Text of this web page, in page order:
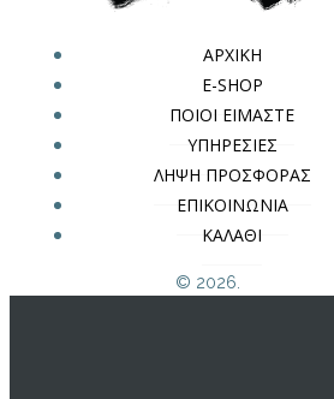
ΑΡΧΙΚΗ
E-SHOP
ΠΟΙΟΙ ΕΙΜΑΣΤΕ
ΥΠΗΡΕΣΙΕΣ
ΛΗΨΗ ΠΡΟΣΦΟΡΑΣ
ΕΠΙΚΟΙΝΩΝΙΑ
ΚΑΛΑΘΙ
© 2026.